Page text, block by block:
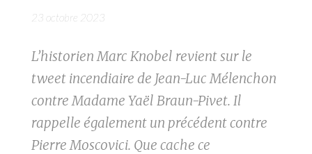
23 octobre 2023
L’historien Marc Knobel revient sur le
tweet incendiaire de Jean-Luc Mélenchon
contre Madame Yaël Braun-Pivet. Il
rappelle également un précédent contre
Pierre Moscovici. Que cache ce